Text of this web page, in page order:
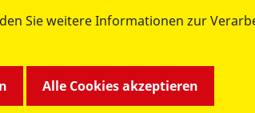
W.i.d.Z.
Sie weitere Informationen zur
Alle Cookies akzeptieren